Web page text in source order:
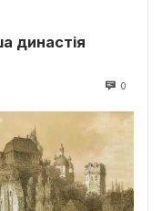
династія
0